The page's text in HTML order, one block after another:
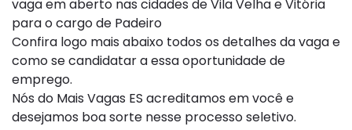
vaga em aberto nas cidades de Vila Velha e Vitória
para o cargo de Padeiro
Confira logo mais abaixo todos os detalhes da vaga e
como se candidatar a essa oportunidade de
emprego.
Nós do Mais Vagas ES acreditamos em você e
desejamos boa sorte nesse processo seletivo.